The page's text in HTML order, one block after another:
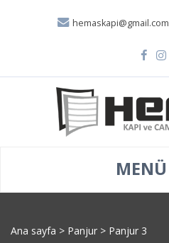
hemaskapi@gmail.com
MENÜ
Ana sayfa > Panjur > Panjur 3